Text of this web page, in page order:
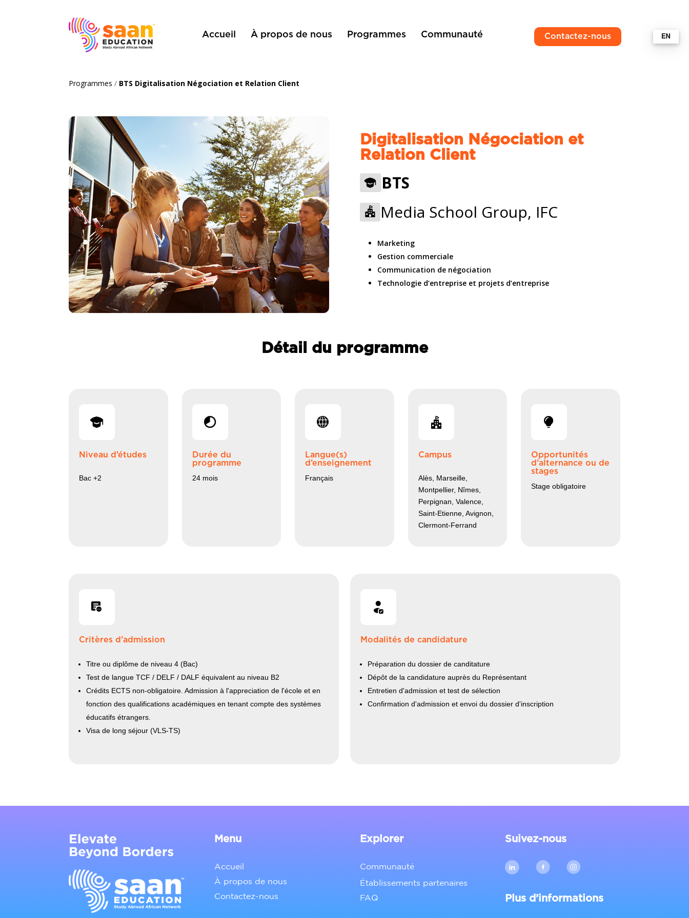
Accueil À propos de nous Programmes Communauté Contactez-nous
Programmes / BTS Digitalisation Négociation et Relation Client
Digitalisation Négociation et
Relation Client
BTS
Media School Group, IFC
Marketing
Gestion commerciale
Communication de négociation
Technologie d’entreprise et projets d’entreprise
Détail du programme
Niveau d’études
Bac +2
Durée du
programme
24 mois
Langue(s)
d’enseignement
Français
Campus
Alès, Marseille,
Montpellier, Nîmes,
Perpignan, Valence,
Saint-Etienne, Avignon,
Clermont-Ferrand
Opportunités
d’alternance ou de
stages
Stage obligatoire
Critères d’admission
Titre ou diplôme de niveau 4 (Bac)
Test de langue TCF / DELF / DALF équivalent au niveau B2
Crédits ECTS non-obligatoire. Admission à l'appreciation de l'école et en
fonction des qualifications académiques en tenant compte des systèmes
éducatifs étrangers.
Visa de long séjour (VLS-TS)
Modalités de candidature
Préparation du dossier de canditature
Dépôt de la candidature auprès du Représentant
Entretien d'admission et test de sélection
Confirmation d'admission et envoi du dossier d'inscription
Contact
Menu
Accueil
À propos de nous
Contactez-nous
Explorer
Communauté
Établissements partenaires
FAQ
Suivez-nous
Plus d’informations